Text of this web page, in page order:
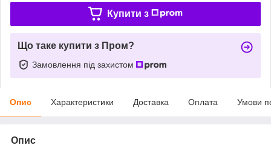
Купити з
Що таке купити з Пром?
Замовлення під захистом
Опис Характеристики Доставка Оплата Умови
Опис